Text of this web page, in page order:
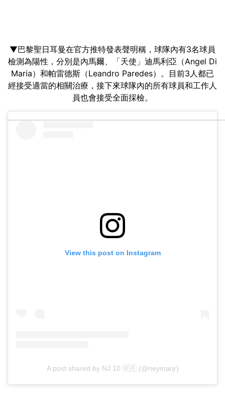
▼巴黎聖日耳曼在官方推特發表聲明稱，球隊內有3名球員
檢測為陽性，分別是內馬爾、「天使」迪馬利亞（Angel Di
Maria）和帕雷德斯（Leandro Paredes）。目前3人都已
經接受適當的相關治療，接下來球隊內的所有球員和工作人
員也會接受全面採檢。
View this post on Instagram
A post shared by NJ 10 🇧🇷 (@neymarjr)